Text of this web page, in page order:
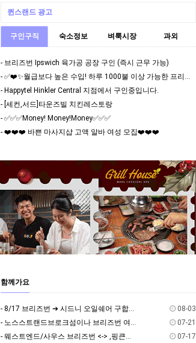
퀸스랜드 광고
구인구직 숙소정보 벼룩시장 과외
- 브리즈번 Ipswich 육가공 공장 구인 (즉시 근무 가능)
- ✅❤️✨월급보다 높은 수입! 하루 1000불 이상 가능한 프리미엄 마사지샵❤️✅✨
- Happytel Hinkler Central 지점에서 구인중입니다.
- [세컨,서드]타운즈빌 치킨레스토랑
- ✅✅✅Money! Money!Money✅✅✅
- ❤️❤️❤️ 바쁜 마사지샵 고액 알바 여성 모집❤️❤️❤️
함께가요
- 8/17 브리즈번 ➔ 시드니 오일쉐어 구합니다!
08-03
- 노스스트랜드브로크섬이나 브리즈번 여행 동행 구해요~
07-21
- 웨스트엔드/사우스 브리즈번 <-> ,핑큰바 오일쉐어 구합니다
07-17